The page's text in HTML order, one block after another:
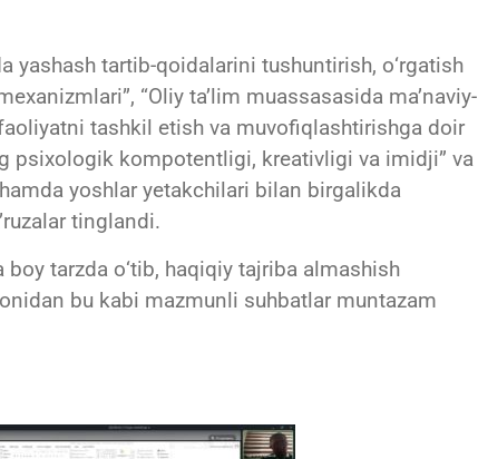
yashash tartib-qoidalarini tushuntirish, о‘rgatish
“Oliy ta’lim muassasasida ma’naviy-
tashkil etish va muvofiqlashtirishga doir
psixologik kompotentligi, kreativligi va imidji” va
yoshlar yetakchilari bilan birgalikda
tinglandi.
tarzda о‘tib, haqiqiy tajriba almashish
bu kabi mazmunli suhbatlar muntazam